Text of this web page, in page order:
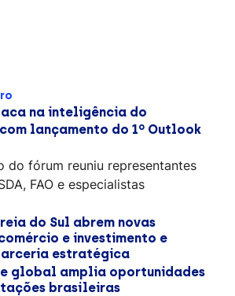
na inteligência do
lançamento do 1º Outlook
do fórum reuniu representantes
FAO e especialistas
do Sul abrem novas
e investimento e
estratégica
global amplia oportunidades
brasileiras